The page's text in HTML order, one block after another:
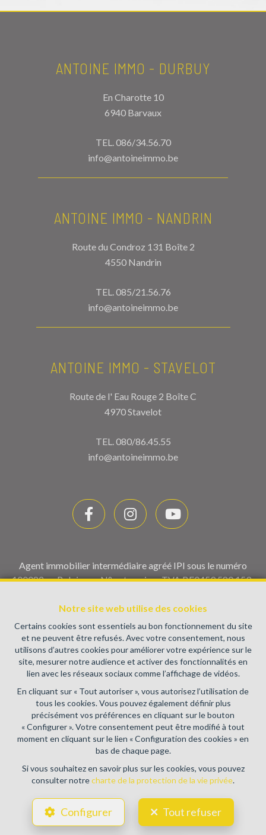
Notre site web utilise des cookies
Certains cookies sont essentiels au bon fonctionnement du site
et ne peuvent être refusés. Avec votre consentement, nous
utilisons d’autres cookies pour améliorer votre expérience sur le
site, mesurer notre audience et activer des fonctionnalités en
lien avec les réseaux sociaux comme l’affichage de vidéos.
En cliquant sur « Tout autoriser », vous autorisez l’utilisation de
tous les cookies. Vous pouvez également définir plus
précisément vos préférences en cliquant sur le bouton
« Configurer ». Votre consentement peut être modifié à tout
moment en cliquant sur le lien « Configuration des cookies » en
bas de chaque page.
Si vous souhaitez en savoir plus sur les cookies, vous pouvez
consulter notrecharte de la protection de la vie privée.
Configurer Tout refuser
ANTOINE IMMO - DURBUY
En Charotte 10
6940 Barvaux
TEL.086/34.56.70
info@antoineimmo.be
ANTOINE IMMO - NANDRIN
Route du Condroz 131 Boîte 2
4550 Nandrin
TEL.085/21.56.76
info@antoineimmo.be
ANTOINE IMMO - STAVELOT
Route de l' Eau Rouge 2 Boîte C
4970 Stavelot
TEL.080/86.45.55
info@antoineimmo.be
Agent immobilier intermédiaire agréé IPI sous le numéro
100082 en Belgique - N° entreprise : TVA BE0459.580.159-
immobiliers, rue du Luxembourg 16B, 1000 Bruxelles (+32 2
505 38 50 - info@ipi.be) - Soumis aucode déontologique de l’
IPI
RC professionnelle et cautionnement via AXA Belgium SA,
Place du Trône 1, 1000 Bruxelles – police n° 730.390.160.
Couverture valable pour les activités réalisées en Belgique
Conditions générales d'utilisation du site
Charte de la protection de la vie privée
Configuration des cookies
POWERED BY
DESIGNED AND DEVELOPED BY
WEBULOUS.IMMO